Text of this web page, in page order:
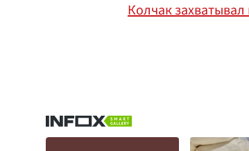
Колчак захватывал